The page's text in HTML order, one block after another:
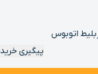
بلیط اتوبوس
پیگیری خرید